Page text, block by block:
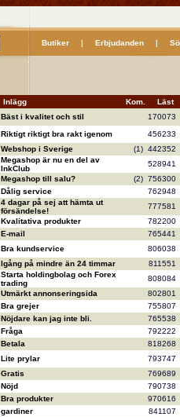
Butiker| Erbjudanden|
Inlägg Kom.
Läst
Bäst i kvalitet och stil
170073
Riktigt riktigt bra rakt igenom
456233
Webshop i Sverige (1) 442352
Megashop är nu en del av
InkClub
528941
Megashop till salu? (2) 756300
Dålig service
762948
4 dagar på sej att hämta ut
försändelse!
777581
Kvalitativa produkter
782200
E-mail
765441
Bra kundservice
806038
Igång på mindre än 24 timmar
811551
Starta holdingbolag och Forex
trading
808084
Utmärkt annonseringsida
802801
Bra grejer
755807
Nöjdare kan jag inte bli.
765538
Fråga
792222
Betala
818268
Lite prylar
793747
Gratis
769689
Nöjd
790738
Bra produkter
970616
gardiner
841107